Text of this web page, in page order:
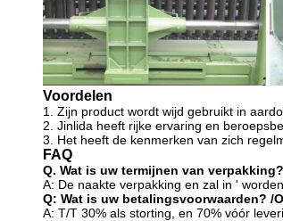
Voordelen
1. Zijn product wordt wijd gebruikt in
2. Jinlida heeft rijke ervaring en
3. Het heeft de kenmerken van zich
FAQ
Q. Wat is uw termijnen van verpakking?
A: De naakte verpakking en zal in '
Q: Wat is uw betalingsvoorwaarden? /
A: T/T 30% als storting, en 70% vóór